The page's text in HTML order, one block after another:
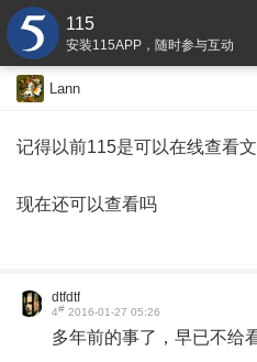
115
安装115APP，随时参与互动
Lann
记得以前115是可以在线查看
现在还可以查看吗
dtfdtf
4# 2016-01-27 05:26
多年前的事了，早已不给